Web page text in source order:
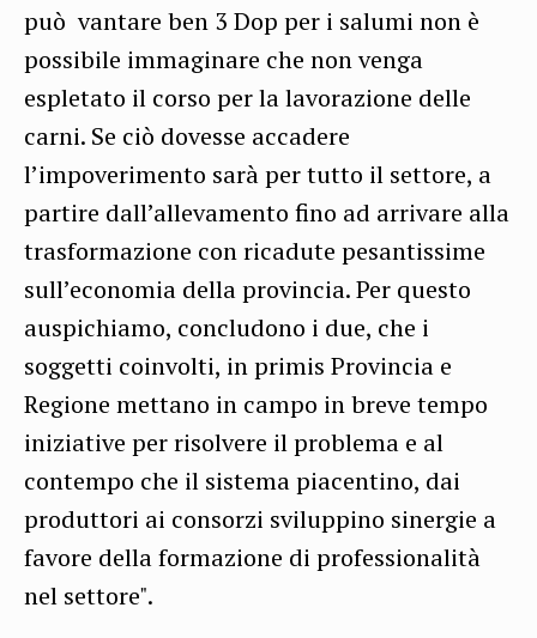
può vantare ben 3 Dop per i salumi non è
possibile immaginare che non venga
espletato il corso per la lavorazione delle
carni. Se ciò dovesse accadere
l’impoverimento sarà per tutto il settore, a
partire dall’allevamento fino ad arrivare alla
trasformazione con ricadute pesantissime
sull’economia della provincia.Per questo
auspichiamo, concludono i due, che i
soggetti coinvolti, in primis Provincia e
Regione mettano in campo in breve tempo
iniziative per risolvere il problema e al
contempo che il sistema piacentino, dai
produttori ai consorzi sviluppino sinergie a
favore della formazione di professionalità
nel settore".